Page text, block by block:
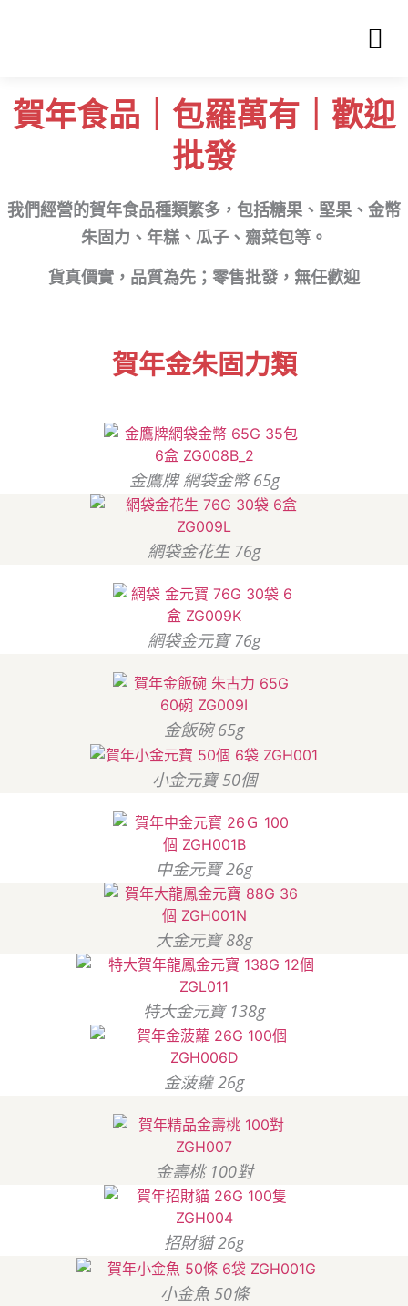
賀年食品｜包羅萬有｜歡迎
批發
我們經營的賀年食品種類繁多，包括糖果、堅果、金幣
朱固力、年糕 、瓜子 、齋菜包等。
貨真價實，品質為先；零售批發，無任歡迎
賀年金朱固力類
金鷹牌 網袋金幣 65g
網袋金花生 76g
網袋金元寶 76g
金飯碗 65g
小金元寶 50個
中金元寶 26g
大金元寶 88g
特大金元寶 138g
金菠蘿 26g
金壽桃 100對
招財貓 26g
小金魚 50條